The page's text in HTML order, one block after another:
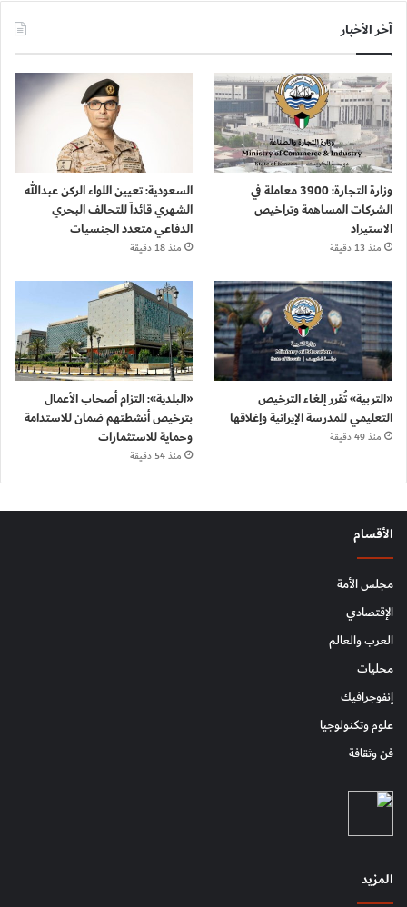
آخر الأخبار
وزارة التجارة: 3900 معاملة في
الشركات المساهمة وتراخيص
الاستيراد
منذ 13 دقيقة
السعودية: تعيين اللواء الركن عبدالله
الشهري قائداً للتحالف البحري
الدفاعي متعدد الجنسيات
منذ 18 دقيقة
«التربية» تُقرر إلغاء الترخيص
التعليمي للمدرسة الإيرانية وإغلاقها
منذ 49 دقيقة
«البلدية»: التزام أصحاب الأعمال
بترخيص أنشطتهم ضمان للاستدامة
وحماية للاستثمارات
منذ 54 دقيقة
الأقسام
مجلس الأمة
الإقتصادي
العرب والعالم
محليات
إنفوجرافيك
علوم وتكنولوجيا
فن وثقافة
المزيد